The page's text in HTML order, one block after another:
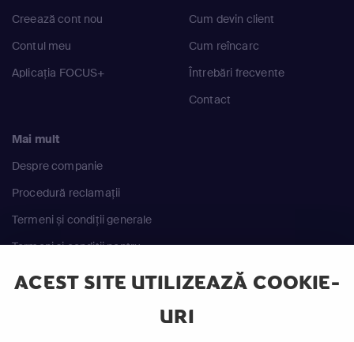
ACEST SITE UTILIZEAZĂ COOKIE-
URI
Creează cont nou
Contul meu
Aplicația FOCUS+
Cum devin client
Cum reîncarc
Întrebări frecvente
Contact
Mai mult
Despre companie
Procedură reclamații
Termeni și condiții generale
Termeni și condiții pentru
ANPC